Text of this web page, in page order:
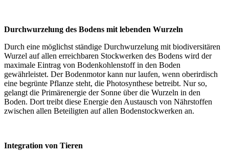
Durchwurzelung des Bodens mit lebenden Wurzeln
Durch eine möglichst ständige Durchwurzelung mit biodiversitären
Wurzel auf allen erreichbaren Stockwerken des Bodens wird der
maximale Eintrag von Bodenkohlenstoff in den Boden
gewährleistet. Der Bodenmotor kann nur laufen, wenn oberirdisch
eine begrünte Pflanze steht, die Photosynthese betreibt. Nur so,
gelangt die Primärenergie der Sonne über die Wurzeln in den
Boden. Dort treibt diese Energie den Austausch von Nährstoffen
zwischen allen Beteiligten auf allen Bodenstockwerken an.
Integration von Tieren